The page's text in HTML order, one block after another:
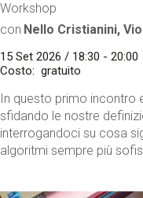
Workshop
con Nello Cristianini,
15 Set 2026 / 18:30 - 20:00
Costo
gratuito
In questo primo incontro
sfidando le nostre
interrogandoci su cosa
algoritmi sempre più